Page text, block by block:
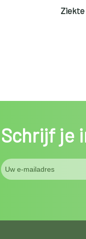
Ziekte
Schrijf je